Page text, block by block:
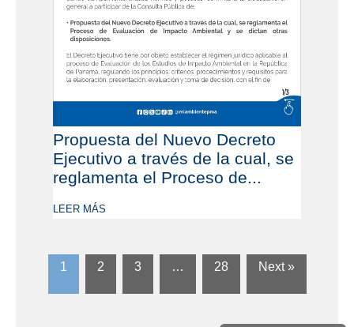
Propuesta del Nuevo Decreto
Ejecutivo a través de la cual, se
reglamenta el Proceso de...
LEER MÁS
1 2 3 … 28 Next »